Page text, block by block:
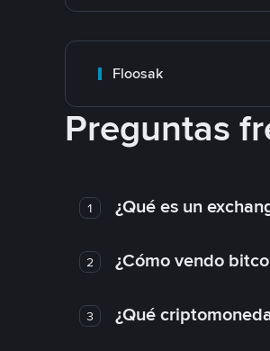
Floosak
Preguntas
1 ¿Qué es un
2 ¿Cómo vendo
3 ¿Qué